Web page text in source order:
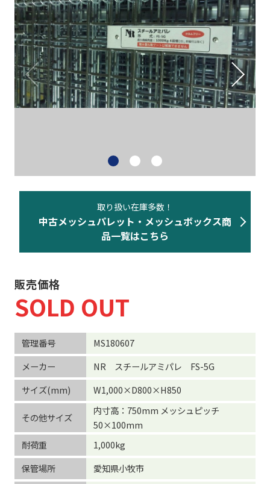
メッシュパレット
ネスティングラック
重量・中量ラック
カゴ台車・6輪台車
その他 物流機器
物流機器買取
事務機器など
販売価格
SOLD OUT
管理番号
MS180607
メーカー
NR スチールアミパレ FS-5G
サイズ(mm)
W1,000×D800×H850
その他サイズ
内寸高：750mm メッシュピッチ
50×100mm
耐荷重
1,000kg
保管場所
愛知県小牧市
取り扱い在庫多数！
中古メッシュパレット・メッシュボックス商
品一覧はこちら